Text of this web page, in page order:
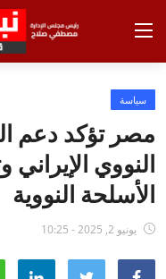
تسجيل الدخول
الرئيسية
الاخبار
الاقتصاد
الحوادث
سياسة
مصر تؤكد دعم
النووي
الأسلحة النووية
يونيو 2, 2025 - 10:25